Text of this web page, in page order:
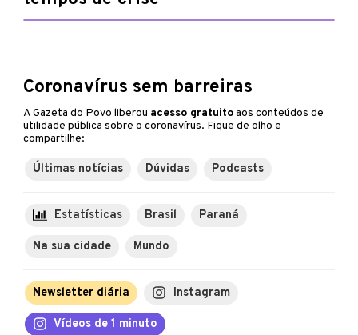
Coronavírus sem barreiras
A Gazeta do Povo liberou acesso gratuitoaos conteúdos de
utilidade pública sobre o coronavírus. Fique de olho e
compartilhe:
Últimas notícias Dúvidas Podcasts
Estatísticas Brasil Paraná
Na sua cidade Mundo
Newsletter diária Instagram
Vídeos de 1 minuto